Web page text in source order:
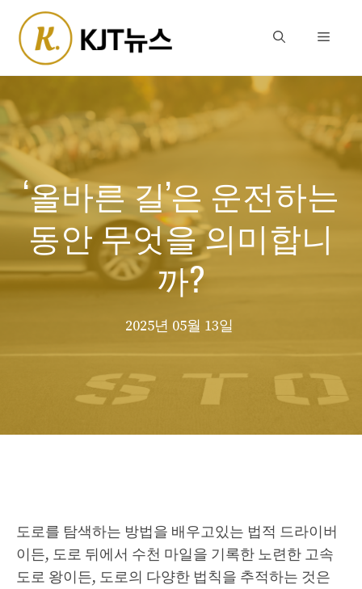
content
Menu
‘올바른 길’은 운전하는
동안 무엇을 의미합니
까?
2025년 05월 13일
도로를 탐색하는 방법을 배우고있는 법적 드라이버
이든, 도로 뒤에서 수천 마일을 기록한 노련한 고속
도로 왕이든, 도로의 다양한 법칙을 추적하는 것은